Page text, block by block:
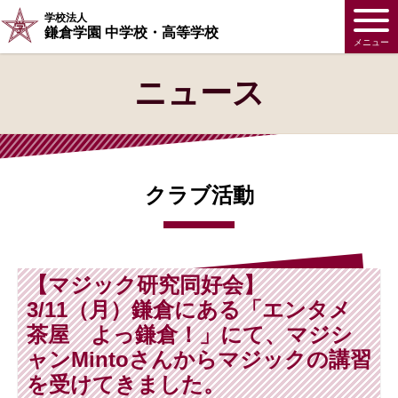
学校法人
鎌倉学園 中学校・高等学校
メニュー
ニュース
クラブ活動
【マジック研究同好会】
3/11（月）鎌倉にある「エンタメ
茶屋 よっ鎌倉！」にて、マジシ
ャンMintoさんからマジックの講習
を受けてきました。